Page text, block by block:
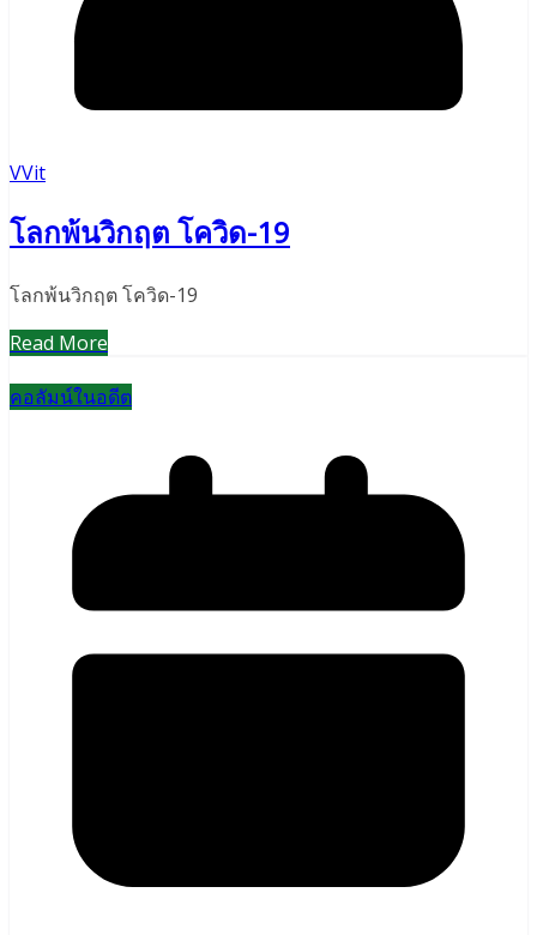
VVit
โลกพ้นวิกฤต โควิด-19
โลกพ้นวิกฤต โควิด-19
Read More
คอลัมน์ในอดีต